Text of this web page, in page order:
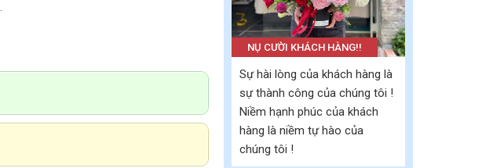
NỤ CƯỜI KHÁCH HÀNG!!
Sự hài lòng của khách hàng là
sự thành công của chúng tôi !
Niềm hạnh phúc của khách
hàng là niềm tự hào của
chúng tôi !